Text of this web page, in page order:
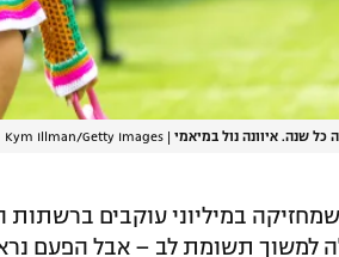
כל שנה. איוונה נול במיאמי |
Kym Illman/Getty Images
שמחזיקה במיליוני עוקבים
למשוך תשומת לב – אבל הפעם